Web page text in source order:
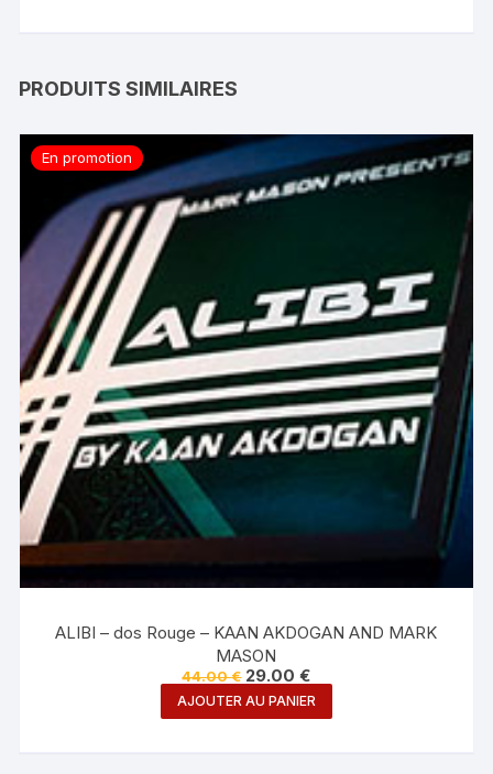
PRODUITS SIMILAIRES
En promotion
ALIBI – dos Rouge – KAAN AKDOGAN AND MARK
MASON
44.00€ Le
prix
initial
était :
29.00€Le
prix
actuel
est :
AJOUTER AU PANIER